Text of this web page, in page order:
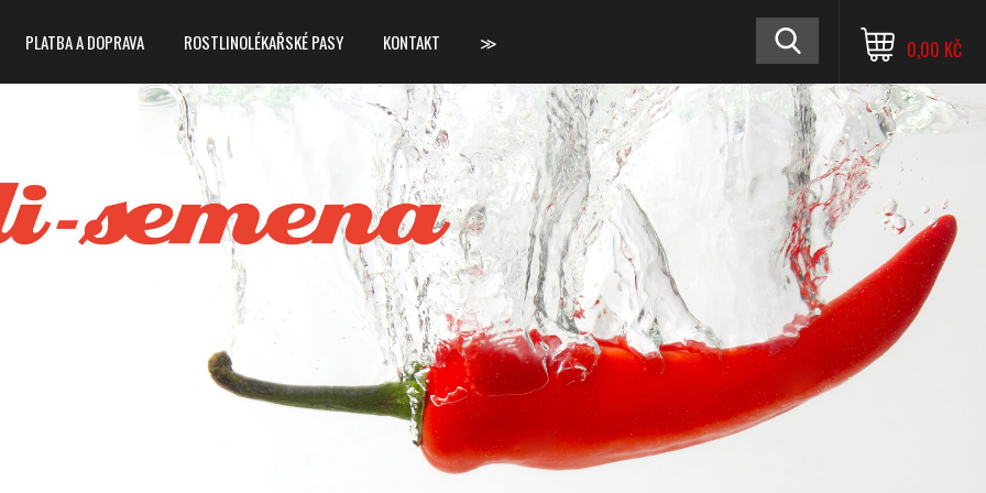
PLATBA A DOPRAVA ROSTLINOLÉKAŘSKÉ PASY KONTAKT ≫ 0,00 KČ